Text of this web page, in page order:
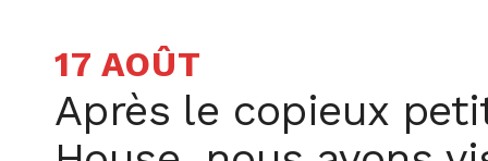
17 AOÛT
Après le copieux